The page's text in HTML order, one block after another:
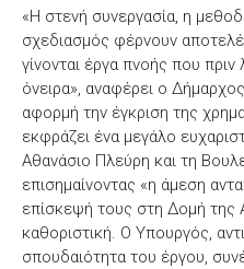
«Η στενή συνεργασία, η
σχεδιασμός φέρνουν
γίνονται έργα πνοής που πριν
όνειρα», αναφέρει ο
αφορμή την έγκριση της
εκφράζει ένα μεγάλο
Αθανάσιο Πλεύρη και τη
επισημαίνοντας «η άμεση
επίσκεψή τους στη Δομή της
καθοριστική. Ο Υπουργός,
σπουδαιότητα του έργου,